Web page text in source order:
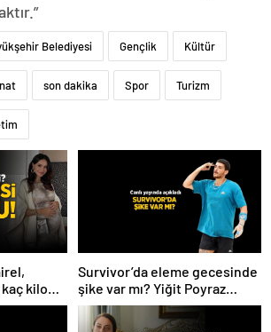
Belediyesi Gençlik Kültür
son dakika Spor Turizm
kilo
kadar
Survivor’da eleme gecesinde
şike var mı? Yiğit Poyraz
düelloda Volkan’la
yaşananları ilk kez anlattı!